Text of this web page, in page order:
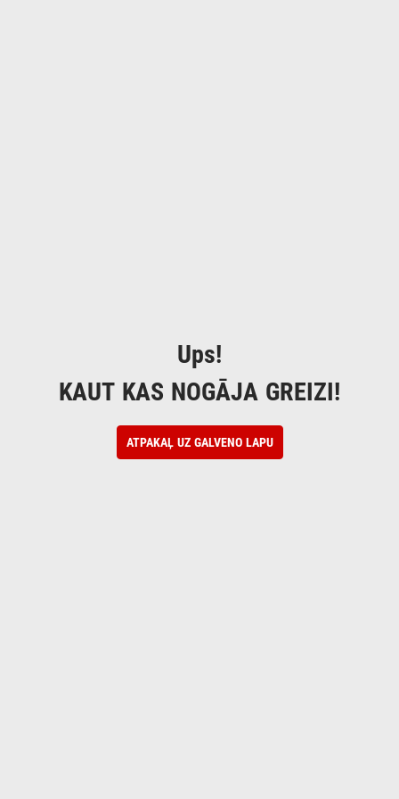
Ups!
KAUT KAS NOGĀJA GREIZI!
ATPAKAĻ UZ GALVENO LAPU